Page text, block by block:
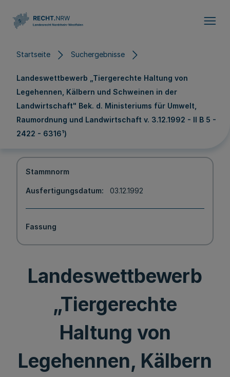
Startseite Suchergebnisse
Landeswettbewerb „Tiergerechte Haltung von
Legehennen, Kälbern und Schweinen in der
Landwirtschaft" Bek. d. Ministeriums für Umwelt,
Raumordnung und Landwirtschaft v. 3.12.1992 - II B 5 -
2422 - 6316¹)
Stammnorm
Ausfertigungsdatum 03.12.1992
Fassung
Landeswettbewerb
„Tiergerechte
Haltung von
Legehennen, Kälbern